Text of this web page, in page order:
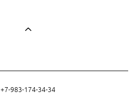
+7-983-174-34-34